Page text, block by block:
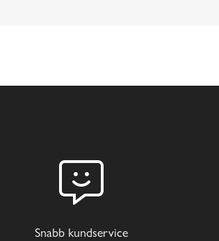
Snabb kundservice